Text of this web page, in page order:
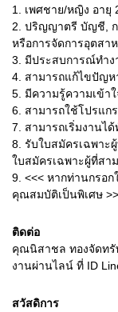
1.
เพศชาย/หญิง อายุ
2. ปริญญาตรี บัญชี, ก
หรือการจัดการอุตสา
3. มีประสบการณ์ทำ
4. สามารถแก้ไขปัญห
5. มีความรู้ความเข้า
6. สามารถใช้โปรแก
7.
สามารถเริ่มงานไ
8. รับใบสมัครเฉพาะ
ใบสมัครเฉพาะผู้ที่สา
9. <<< หากท่านกรอ
คุณสมบัติเป็นพิเศษ
ติดต่อ
คุณนิสาชล ทองจัดท
งานผ่านไลน์ ที่ ID
สวัสดิการ